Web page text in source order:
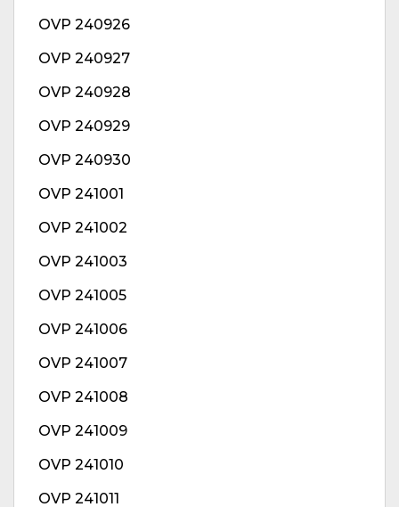
OVP 240926
OVP 240927
OVP 240928
OVP 240929
OVP 240930
OVP 241001
OVP 241002
OVP 241003
OVP 241005
OVP 241006
OVP 241007
OVP 241008
OVP 241009
OVP 241010
OVP 241011